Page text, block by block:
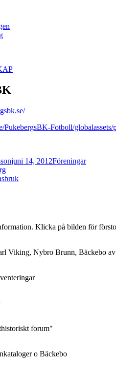
PukebergsBK-Fotboll/
juni 14, 2012Föreningar
Klicka på bilden för
Viking, Nybro Brunn, Bäckebo
forum"
o Bäckebo